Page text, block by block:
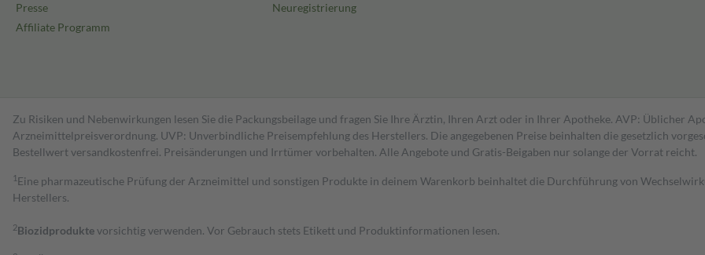
Presse
Affiliate Programm
Neuregistrierung
Zu Risiken und Nebenwirkungen lesen Sie die Packungsbeilage und fragen Sie Ihre Ärztin, Ihren Arzt oder in Ihrer Apotheke. AVP: Üblicher
Arzneimittelpreisverordnung. UVP: Unverbindliche Preisempfehlung des Herstellers. Die angegebenen Preise beinhalten die gesetzlich
Bestell­wert versand­kosten­frei. Preisänderungen und Irrtümer vorbehalten. Alle Angebote und Gratis-Beigaben nur solange der Vorrat reicht.
1 Eine pharmazeutische Prüfung der Arzneimittel und sonstigen Produkte in deinem Warenkorb beinhaltet die Durchführung von
Herstellers.
2Biozidproduktevorsichtig verwenden. Vor Gebrauch stets Etikett und Produktinformationen lesen.